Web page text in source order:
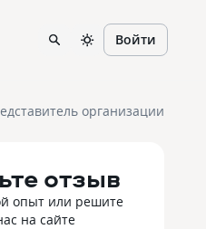
Войти
организации
отзыв
опыт или решите
на сайте